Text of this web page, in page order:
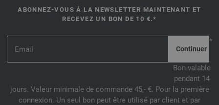
ABONNEZ-VOUS À LA NEWSLETTER MAINTENANT ET
RECEVEZ UN BON DE 10 €.*
*
Bon valable
pendant 14
jours. Valeur minimale de commande 45,- €. Pour la première
connexion. Un seul bon peut être utilisé par client et par